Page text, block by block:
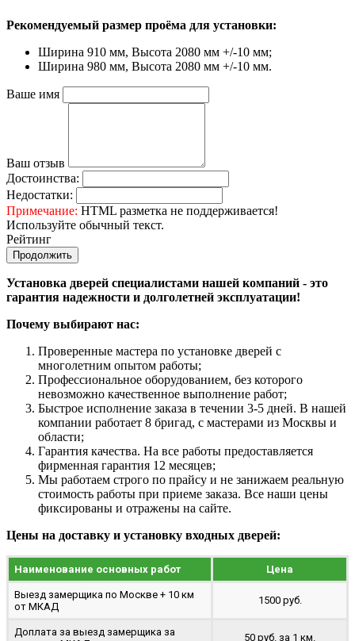
Рекомендуемый размер проёма для установки:
Ширина 910 мм, Высота 2080 мм +/-10 мм;
Ширина 980 мм, Высота 2080 мм +/-10 мм.
Ваше имя
Ваш отзыв
Достоинства:
Недостатки:
Примечание: HTML разметка не поддерживается!
Используйте обычный текст.
Рейтинг
Продолжить
Установка дверей специалистами нашей компаний - это
гарантия надежности и долголетней эксплуатации!
Почему выбирают нас:
Проверенные мастера по установке дверей с
многолетним опытом работы;
Профессиональное оборудованием, без которого
невозможно качественное выполнение работ;
Быстрое исполнение заказа в течении 3-5 дней. В нашей
компании работает 8 бригад, с мастерами из Москвы и
области;
Гарантия качества. На все работы предоставляется
фирменная гарантия 12 месяцев;
Мы работаем строго по прайсу и не занижаем реальную
стоимость работы при приеме заказа. Все наши цены
фиксированы и отражены на сайте.
Цены на доставку и установку входных дверей:
Наименование основных работ Цена
Выезд замерщика по Москве + 10 км
от МКАД
1500 руб.
Доплата за выезд замерщика за
50 руб. за 1 км.